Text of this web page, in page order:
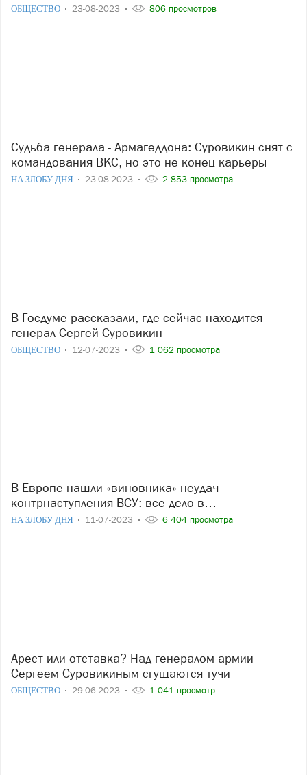
ОБЩЕСТВО 23-08-2023 806 просмотров
Судьба генерала - Армагеддона: Суровикин снят с
командования ВКС, но это не конец карьеры
НА ЗЛОБУ ДНЯ 23-08-2023 2 853 просмотра
В Госдуме рассказали, где сейчас находится
генерал Сергей Суровикин
ОБЩЕСТВО 12-07-2023 1 062 просмотра
В Европе нашли «виновника» неудач
контрнаступления ВСУ: все дело в…
НА ЗЛОБУ ДНЯ 11-07-2023 6 404 просмотра
Арест или отставка? Над генералом армии
Сергеем Суровикиным сгущаются тучи
ОБЩЕСТВО 29-06-2023 1 041 просмотр